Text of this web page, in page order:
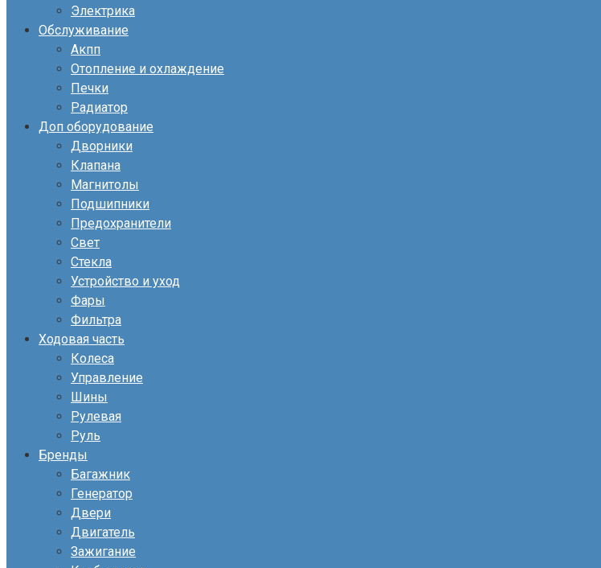
Электрика
Обслуживание
Акпп
Отопление и охлаждение
Печки
Радиатор
Доп оборудование
Дворники
Клапана
Магнитолы
Подшипники
Предохранители
Свет
Стекла
Устройство и уход
Фары
Фильтра
Ходовая часть
Колеса
Управление
Шины
Рулевая
Руль
Бренды
Багажник
Генератор
Двери
Двигатель
Зажигание